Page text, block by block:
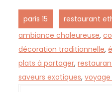
paris 15 restaurant
ambiance chaleureuse,
décoration traditionnelle,
plats à partager,
saveurs exotiques,